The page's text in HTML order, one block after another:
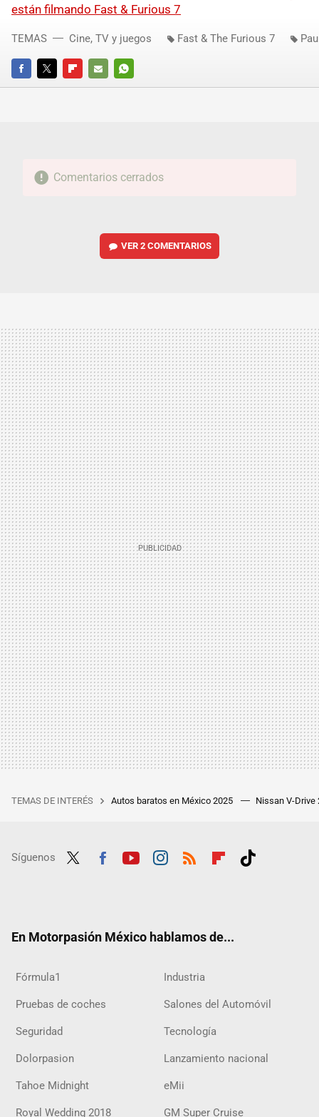
están filmando Fast & Furious 7
FACEBOOKTWITTERFLIPBOARD
E-
WHATSAPP
TEMAS Cine, TV y juegos Fast & The Furious 7
Comentarios cerrados
VER2 COMENTARIOS
TEMAS DE INTERÉS Autos baratos en México 2025 Nissan V-Drive
Síguenos
En Motorpasión México hablamos de...
Fórmula1 Industria
Pruebas de coches Salones del Automóvil
Seguridad Tecnología
Dolorpasion Lanzamiento nacional
Tahoe Midnight eMii
Royal Wedding 2018 GM Super Cruise